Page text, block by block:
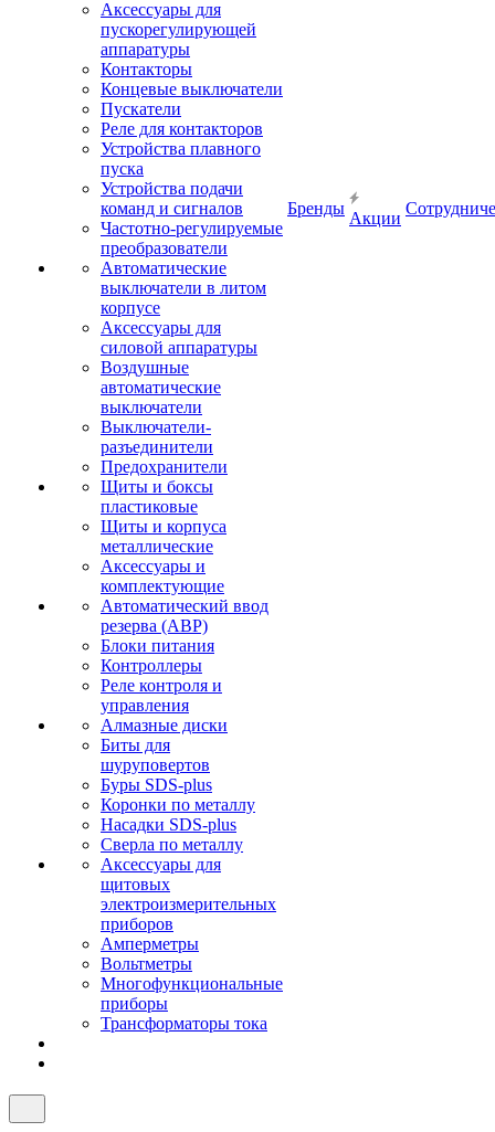
Аксессуары для
пускорегулирующей
аппаратуры
Контакторы
Концевые выключатели
Пускатели
Реле для контакторов
Устройства плавного
пуска
Устройства подачи
команд и сигналов
Частотно-регулируемые
преобразователи
Автоматические
выключатели в литом
корпусе
Аксессуары для
силовой аппаратуры
Воздушные
автоматические
выключатели
Выключатели-
разъединители
Предохранители
Щиты и боксы
пластиковые
Щиты и корпуса
металлические
Аксессуары и
комплектующие
Автоматический ввод
резерва (АВР)
Блоки питания
Контроллеры
Реле контроля и
управления
Алмазные диски
Биты для
шуруповертов
Буры SDS-plus
Коронки по металлу
Насадки SDS-plus
Сверла по металлу
Аксессуары для
щитовых
электроизмерительных
приборов
Амперметры
Вольтметры
Многофункциональные
приборы
Трансформаторы тока
Бренды
Акции